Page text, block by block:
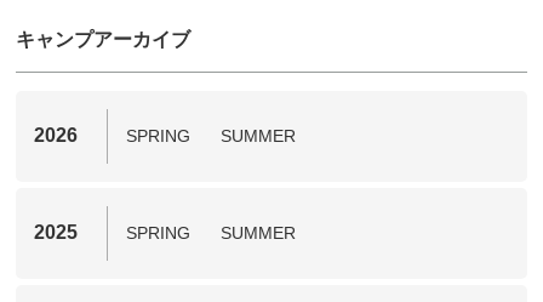
キャンプアーカイブ
2026 SPRING SUMMER
2025 SPRING SUMMER